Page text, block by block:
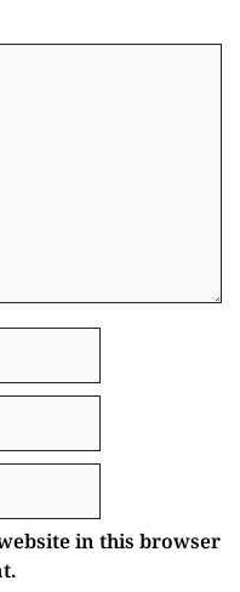
in this browser